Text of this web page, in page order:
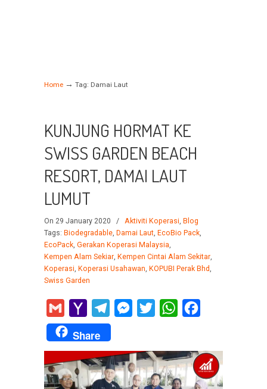
Home → Tag: Damai Laut
KUNJUNG HORMAT KE
SWISS GARDEN BEACH
RESORT, DAMAI LAUT
LUMUT
On 29 January 2020 / Aktiviti Koperasi, Blog
Tags: Biodegradable, Damai Laut, EcoBio Pack,
EcoPack, Gerakan Koperasi Malaysia,
Kempen Alam Sekiar, Kempen Cintai Alam Sekitar,
Koperasi, Koperasi Usahawan, KOPUBI Perak Bhd,
Swiss Garden
Gmail
Yahoo
Mail
TelegramMessenger
Twitter WhatsApp
Share